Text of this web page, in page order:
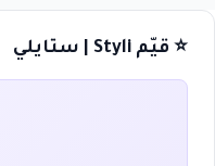
⭐ قيّم Styli | ستايلي